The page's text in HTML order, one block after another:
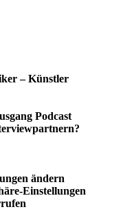
– Künstler
Podcast
ändern
Einstellungen